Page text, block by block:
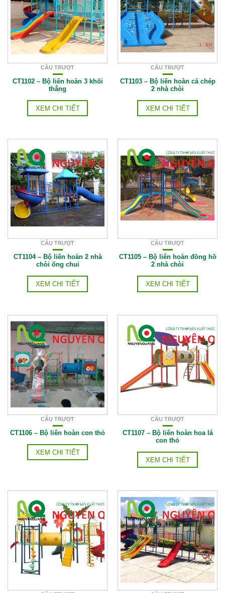
CẦU TRƯỢT
CT1102 – Bộ liên hoàn 3 khối
thẳng
XEM CHI TIẾT
CẦU TRƯỢT
CT1103 – Bộ liên hoàn cá chép
2 nhà chòi
XEM CHI TIẾT
CẦU TRƯỢT
CT1104 – Bộ liên hoàn 2 nhà
chòi ống chui
XEM CHI TIẾT
CẦU TRƯỢT
CT1105 – Bộ liên hoàn đồng hồ
2 nhà chòi
XEM CHI TIẾT
CẦU TRƯỢT
CT1106 – Bộ liên hoàn con thỏ
XEM CHI TIẾT
CẦU TRƯỢT
CT1107 – Bộ liên hoàn hoa lá
con thỏ
XEM CHI TIẾT